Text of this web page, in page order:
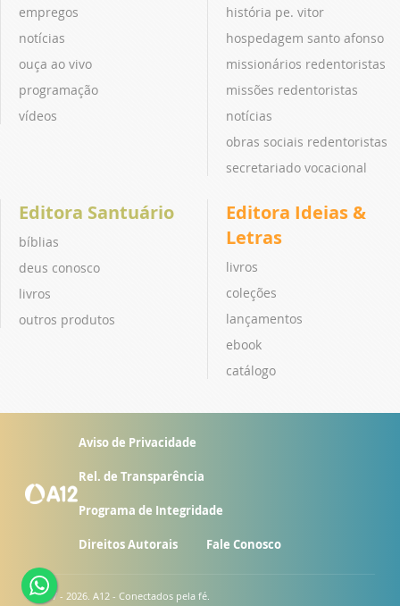
empregos
notícias
ouça ao vivo
programação
vídeos
história pe. vitor
hospedagem santo afonso
missionários redentoristas
missões redentoristas
notícias
obras sociais redentoristas
secretariado vocacional
Editora Santuário
bíblias
deus conosco
livros
outros produtos
Editora Ideias &
Letras
livros
coleções
lançamentos
ebook
catálogo
Aviso de Privacidade
Rel. de Transparência
Programa de Integridade
Direitos Autorais Fale Conosco
© 2007 - 2026. A12 - Conectados pela fé.